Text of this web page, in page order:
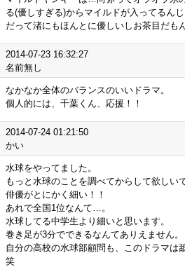
る(優しすぎる)からマイルドが入ってるんじ
だって渚にもほんとに優しいしお茶目だも
2014-07-23 16:32:27
名前無し
なかなか全体のバランスのいいドラマ。
個人的には、千葉くん、応援！！
2014-07-24 01:21:50
かい
水球をやってました。
もっと水球のことを調べてからして欲しい
俳優がとにかく細い！！
あれで全国1位なんて…。
水球してる中学生より細いと思います。
巻き足が3分でできるなんてありえません。
自分の高校の水球部顧問も、このドラマは
笑